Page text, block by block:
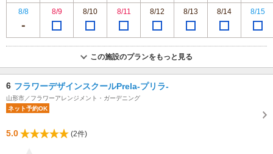
8/8
8/9 8/10 8/11 8/12 8/13 8/14 8/15
この施設のプランをもっと見る
6 フラワーデザインスクールPrela-プリラ-
山形市／フラワーアレンジメント・ガーデニング
ネット予約OK
5.0 (2件)